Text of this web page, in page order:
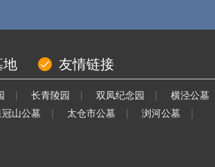
地 友情链接
| 长青陵园 | 双凤纪念园 | 横泾公墓
冠山公墓 | 太仓市公墓 | 浏河公墓 |